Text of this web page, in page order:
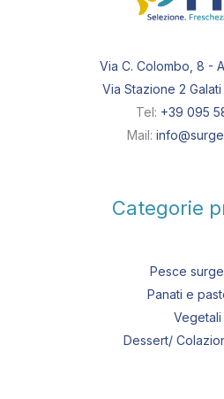
Via C. Colombo, 8 -
Via Stazione 2
Tel: +39 095
Mail:
Categorie
Pesce
Panati e
Vegetali
Dessert/